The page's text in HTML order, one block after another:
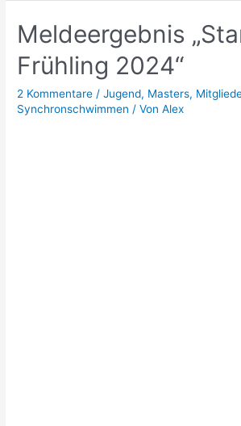
Meldeergebnis
Frühling 2024“
2 Kommentare /Jugend, Masters,
Synchronschwimmen / VonAlex